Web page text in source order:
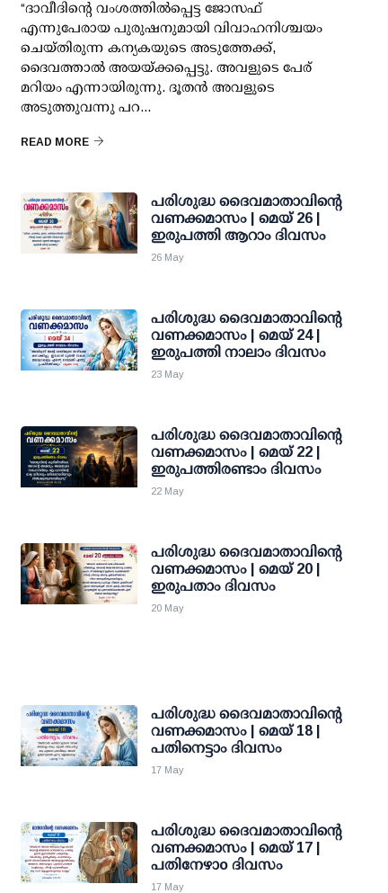
“ദാവീദിന്റെ വംശത്തില്‍പ്പെട്ട ജോസഫ്
എന്നുപേരായ പുരുഷനുമായി വിവാഹനിശ്ചയം
ചെയ്തിരുന്ന കന്യകയുടെ അടുത്തേക്ക്,
ദൈവത്താല്‍ അയയ്ക്കപ്പെട്ടു. അവളുടെ പേര്
മറിയം എന്നായിരുന്നു. ദൂതന്‍ അവളുടെ
അടുത്തുവന്നു പറ...
READ MORE
പരിശുദ്ധ ദൈവമാതാവിന്റെ
വണക്കമാസം | മെയ് 26 |
ഇരുപത്തി ആറാം ദിവസം
26 May
പരിശുദ്ധ ദൈവമാതാവിന്റെ
വണക്കമാസം | മെയ് 24 |
ഇരുപത്തി നാലാം ദിവസം
23 May
പരിശുദ്ധ ദൈവമാതാവിന്റെ
വണക്കമാസം | മെയ് 22 |
ഇരുപത്തിരണ്ടാം ദിവസം
22 May
പരിശുദ്ധ ദൈവമാതാവിന്റെ
വണക്കമാസം | മെയ് 20 |
ഇരുപതാം ദിവസം
20 May
പരിശുദ്ധ ദൈവമാതാവിന്റെ
വണക്കമാസം | മെയ് 18 |
പതിനെട്ടാം ദിവസം
17 May
പരിശുദ്ധ ദൈവമാതാവിന്റെ
വണക്കമാസം | മെയ് 17 |
പതിനേഴാo ദിവസം
17 May